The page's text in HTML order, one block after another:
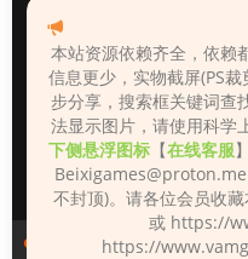
人物（Looks）
本站资源依赖齐全，依赖
信息更少，实物截屏(PS
步分享，搜索框关键词查
法显示图片，请使用科学
下侧悬浮图标 【在线客服
Beixigames@proton.me
不封顶)。请各位会员收
或 https://
https://